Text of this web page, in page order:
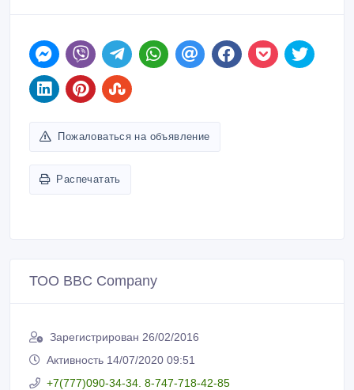
Пожаловаться на объявление
Распечатать
ТОО BBC Company
Зарегистрирован 26/02/2016
Активность 14/07/2020 09:51
+7(777)090-34-34. 8-747-718-42-85